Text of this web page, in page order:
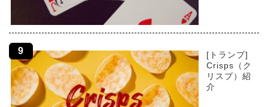
[トランプ]
Crisps（ク
リスプ）紹
介